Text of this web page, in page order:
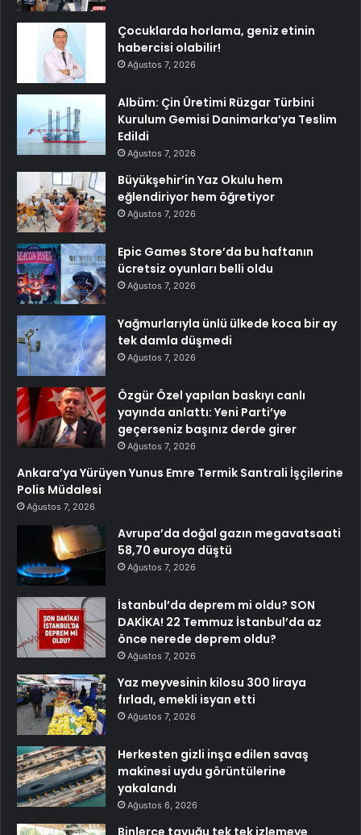
Çocuklarda horlama, geniz etinin
habercisi olabilir!
Ağustos 7, 2026
Albüm: Çin Üretimi Rüzgar Türbini
Kurulum Gemisi Danimarka’ya Teslim
Edildi
Ağustos 7, 2026
Büyükşehir’in Yaz Okulu hem
eğlendiriyor hem öğretiyor
Ağustos 7, 2026
Epic Games Store’da bu haftanın
ücretsiz oyunları belli oldu
Ağustos 7, 2026
Yağmurlarıyla ünlü ülkede koca bir ay
tek damla düşmedi
Ağustos 7, 2026
Özgür Özel yapılan baskıyı canlı
yayında anlattı: Yeni Parti’ye
geçerseniz başınız derde girer
Ağustos 7, 2026
Ankara’ya Yürüyen Yunus Emre Termik Santrali İşçilerine
Polis Müdalesi
Ağustos 7, 2026
Avrupa’da doğal gazın megavatsaati
58,70 euroya düştü
Ağustos 7, 2026
İstanbul’da deprem mi oldu? SON
DAKİKA! 22 Temmuz İstanbul’da az
önce nerede deprem oldu?
Ağustos 7, 2026
Yaz meyvesinin kilosu 300 liraya
fırladı, emekli isyan etti
Ağustos 7, 2026
Herkesten gizli inşa edilen savaş
makinesi uydu görüntülerine
yakalandı
Ağustos 6, 2026